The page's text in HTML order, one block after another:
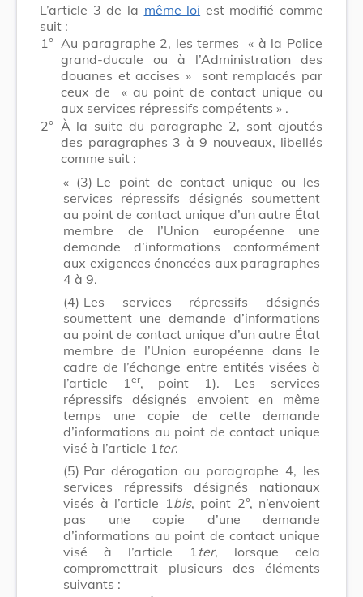
L’article 3 de la même loi est modifié comme
suit :
1° Au paragraphe 2, les termes « à la Police
grand-ducale ou à l’Administration des
douanes et accises »
sont remplacés par
ceux de
« au point de contact unique ou
aux services répressifs compétents » .
2° À la suite du paragraphe 2, sont ajoutés
des paragraphes 3 à 9 nouveaux, libellés
comme suit :
« (3) Le point de contact unique ou les
services répressifs désignés soumettent
au point de contact unique d’un autre État
membre de l’Union européenne une
demande d’informations conformément
aux exigences énoncées aux paragraphes
4 à 9.
(4) Les services répressifs désignés
soumettent une demande d’informations
au point de contact unique d’un autre État
membre de l’Union européenne dans le
cadre de l’échange entre entités visées à
l’article 1 er, point 1). Les services
répressifs désignés envoient en même
temps une copie de cette demande
d’informations au point de contact unique
visé à l’article 1 ter.
(5) Par dérogation au paragraphe 4, les
services répressifs désignés nationaux
visés à l’article 1 bis, point 2°, n’envoient
pas une copie d’une demande
d’informations au point de contact unique
visé à l’article 1 ter, lorsque cela
compromettrait plusieurs des éléments
suivants :